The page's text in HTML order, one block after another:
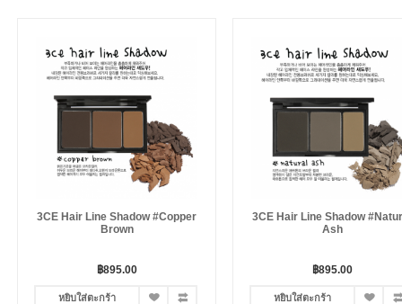
3CE Hair Line Shadow #Copper
Brown
฿895.00
หยิบใส่ตะกร้า
3CE Hair Line Shadow
Ash
฿895.00
หยิบใส่ตะกร้า